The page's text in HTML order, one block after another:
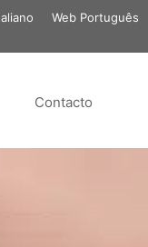
Web Português
Contacto